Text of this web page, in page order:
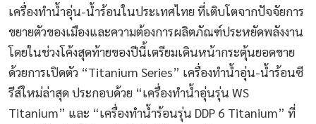
เครื่องทำน้ำอุ่น-น้ำร้อนในประเทศไทย ที่เติบโตจากปัจจัยการ
ขยายตัวของเมืองและความต้องการผลิตภัณฑ์ประหยัดพลังงาน
โดยในช่วงโค้งสุดท้ายของปีนี้เตรียมเดินหน้ากระตุ้นยอดขาย
ด้วยการเปิดตัว “Titanium Series” เครื่องทำน้ำอุ่น-น้ำร้อนซี
รีส์ใหม่ล่าสุด ประกอบด้วย “เครื่องทำน้ำอุ่นรุ่น WS
Titanium” และ “เครื่องทำน้ำร้อนรุ่น DDP 6 Titanium” ที่